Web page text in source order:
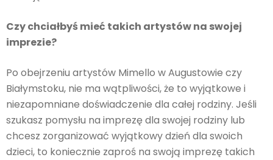
Czy chciałbyś mieć takich artystów na swojej
imprezie?
Po obejrzeniu artystów Mimello w Augustowie czy
Białymstoku, nie ma wątpliwości, że to wyjątkowe i
niezapomniane doświadczenie dla całej rodziny. Jeśli
szukasz pomysłu na imprezę dla swojej rodziny lub
chcesz zorganizować wyjątkowy dzień dla swoich
dzieci, to koniecznie zaproś na swoją imprezę takich